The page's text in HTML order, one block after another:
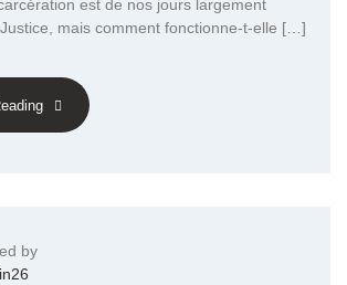
est de nos jours largement
mais comment fonctionne-t-elle […]
by